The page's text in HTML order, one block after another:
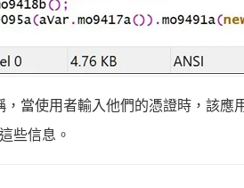
當使用者輸入他們的憑證時，該應
些信息。